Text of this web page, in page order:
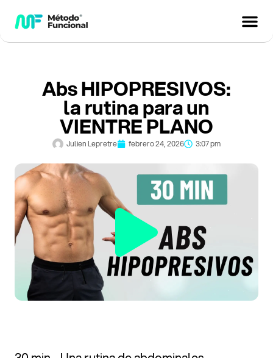
Abs HIPOPRESIVOS:
la rutina para un
VIENTRE PLANO
Julien Lepretre febrero 24, 2026 3:07 pm